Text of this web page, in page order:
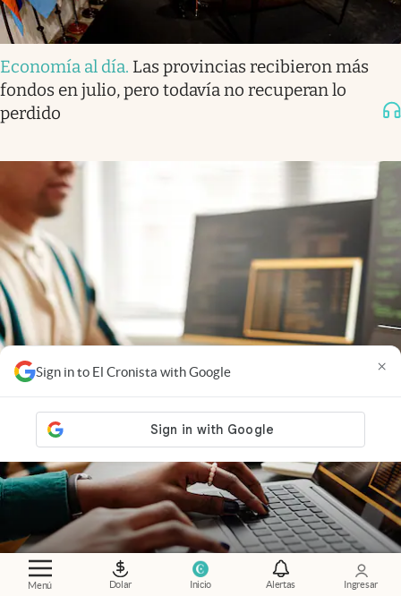
Menú Dolar Inicio Alertas Ingresar
Sign in to El Cronista with Google ×
Economía al día. Las provincias recibieron más
fondos en julio, pero todavía no recuperan lo
perdido